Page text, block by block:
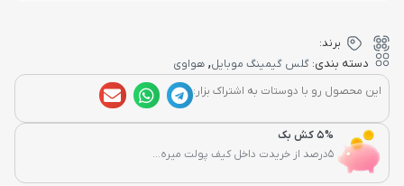
برند:
دسته بندی: گلس گیمینگ موبایل, هواوی
این محصول رو با دوستات به اشتراک بزار:
5% کش بک
5درصد از خریدت داخل کیف پولت میره...